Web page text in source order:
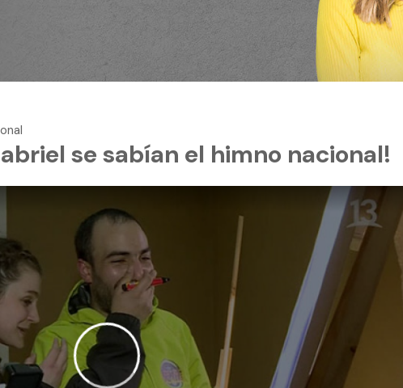
se sabían el himno nacional!